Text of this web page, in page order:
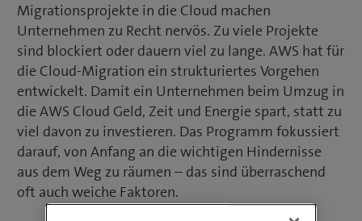
Migrationsprojekte in die Cloud machen
Unternehmen zu Recht nervös. Zu viele Projekte
sind blockiert oder dauern viel zu lange. AWS hat für
die Cloud-Migration ein strukturiertes Vorgehen
entwickelt. Damit ein Unternehmen beim Umzug in
die AWS Cloud Geld, Zeit und Energie spart, statt zu
viel davon zu investieren. Das Programm fokussiert
darauf, von Anfang an die wichtigen Hindernisse
aus dem Weg zu räumen – das sind überraschend
oft auch weiche Faktoren.